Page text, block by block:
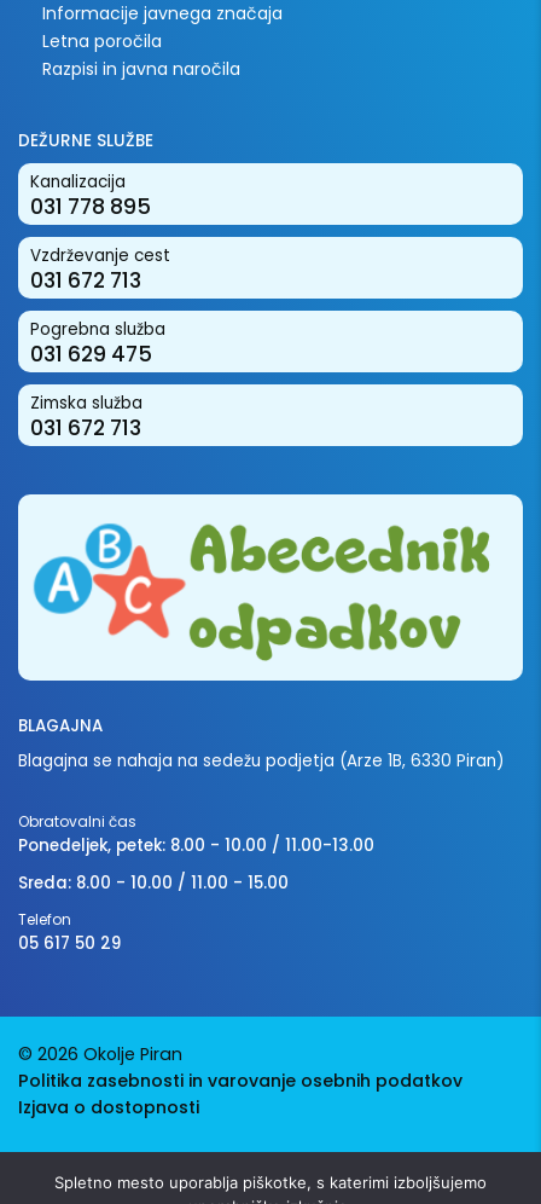
Informacije javnega značaja
Letna poročila
Razpisi in javna naročila
DEŽURNE SLUŽBE
Kanalizacija
031 778 895
Vzdrževanje cest
031 672 713
Pogrebna služba
031 629 475
Zimska služba
031 672 713
BLAGAJNA
Blagajna se nahaja na sedežu podjetja (Arze 1B, 6330 Piran)
Obratovalni čas
Ponedeljek, petek: 8.00 - 10.00 / 11.00-13.00
Sreda: 8.00 - 10.00 / 11.00 - 15.00
Telefon
05 617 50 29
© 2026 Okolje Piran
Politika zasebnosti in varovanje osebnih podatkov
Izjava o dostopnosti
Spletno mesto uporablja piškotke, s katerimi izboljšujemo